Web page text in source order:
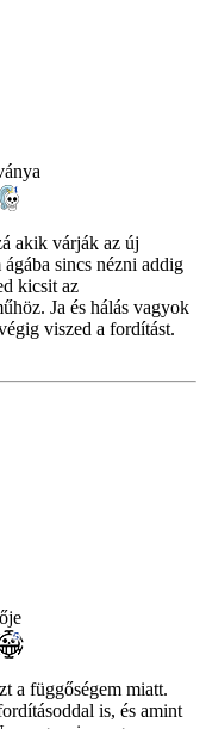
akik várják az új
sincs nézni addig
kicsit az
Ja és hálás vagyok
viszed a fordítást.
a függőségem miatt.
is, és amint